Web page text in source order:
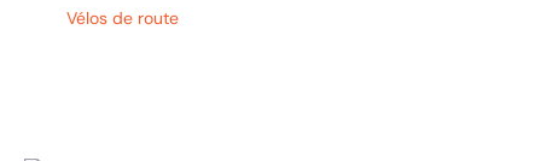
Vélos de route